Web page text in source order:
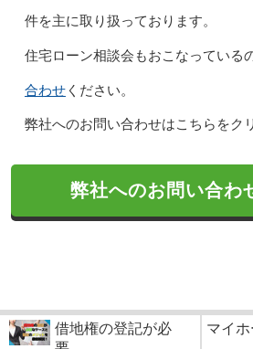
件を主に取り扱っております。
住宅ローン相談会もおこなっている
合わせください。
弊社へのお問い合わせはこちらをク
弊社へのお問い合わ
借地権の登記が必
マイ